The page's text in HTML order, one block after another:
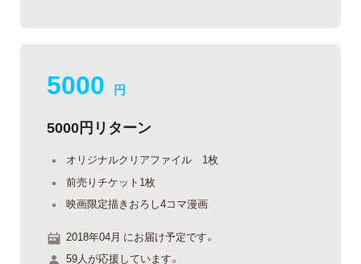
5000 円
5000円リターン
オリジナルクリアファイル 1枚
前売りチケット1枚
映画限定描きおろし4コマ漫画
2018年04月 にお届け予定です。
59人が応援しています。